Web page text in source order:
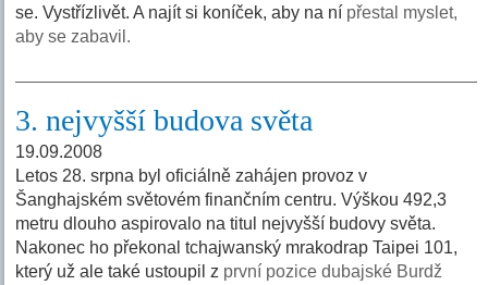
se. Vystřízlivět. A najít si koníček, aby na ní přestal myslet,
aby se zabavil.
3. nejvyšší budova světa
19.09.2008
Letos 28. srpna byl oficiálně zahájen provoz v
Šanghajském světovém finančním centru. Výškou 492,3
metru dlouho aspirovalo na titul nejvyšší budovy světa.
Nakonec ho překonal tchajwanský mrakodrap Taipei 101,
který už ale také ustoupil z první pozice dubajské Burdž